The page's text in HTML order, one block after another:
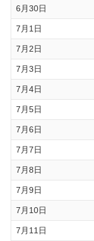
6月30日
7月1日
7月2日
7月3日
7月4日
7月5日
7月6日
7月7日
7月8日
7月9日
7月10日
7月11日